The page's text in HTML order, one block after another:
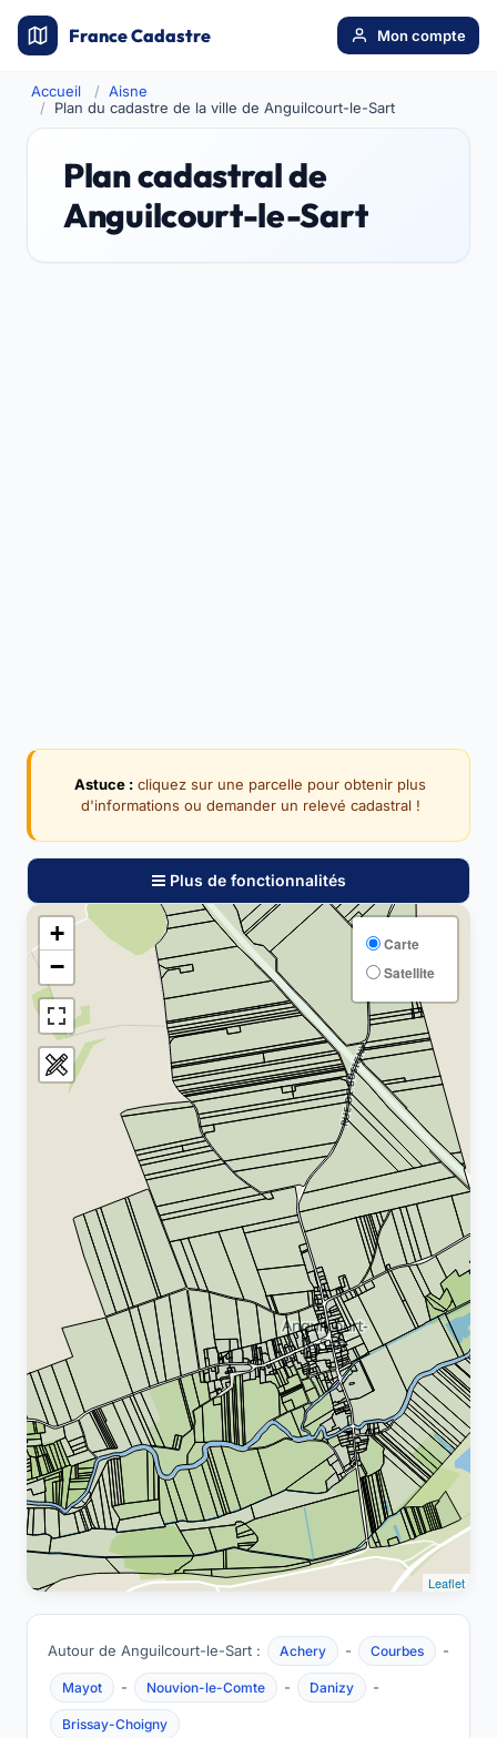
France Cadastre Mon compte
Accueil
Aisne
Plan du cadastre de la ville de Anguilcourt-le-Sart
Plan cadastral de
Anguilcourt-le-Sart
Astuce : cliquez sur une parcelle pour obtenir plus
d'informations ou demander un relevé cadastral !
Plus de fonctionnalités
+
−
Carte
Satellite
Leaflet
Autour de Anguilcourt-le-Sart : Achery - Courbes -
Mayot - Nouvion-le-Comte - Danizy -
Brissay-Choigny